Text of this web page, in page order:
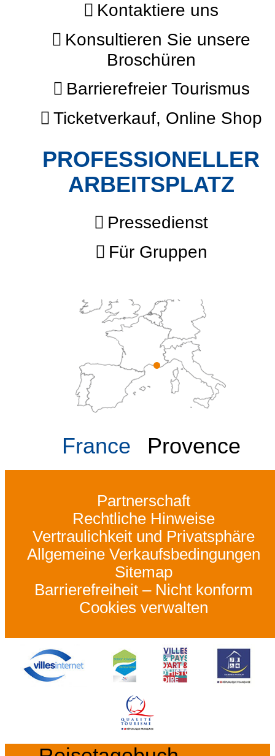
Kontaktiere uns
Konsultieren Sie unsere
Broschüren
Barrierefreier Tourismus
Ticketverkauf, Online Shop
PROFESSIONELLER
ARBEITSPLATZ
Pressedienst
Für Gruppen
France Provence
Partnerschaft
Rechtliche Hinweise
Vertraulichkeit und Privatsphäre
Allgemeine Verkaufsbedingungen
Sitemap
Barrierefreiheit – Nicht konform
Cookies verwalten